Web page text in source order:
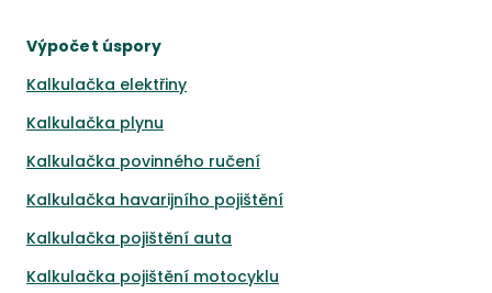
Výpočet úspory
Kalkulačka elektřiny
Kalkulačka plynu
Kalkulačka povinného ručení
Kalkulačka havarijního pojištění
Kalkulačka pojištění auta
Kalkulačka pojištění motocyklu